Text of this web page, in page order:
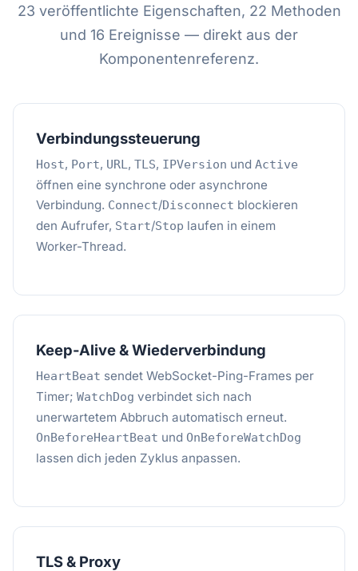
23 veröffentlichte Eigenschaften, 22 Methoden
und 16 Ereignisse — direkt aus der
Komponentenreferenz.
Verbindungssteuerung
Host, Port, URL, TLS, IPVersion und Active
öffnen eine synchrone oder asynchrone
Verbindung. Connect/Disconnect blockieren
den Aufrufer, Start/Stop laufen in einem
Worker-Thread.
Keep-Alive & Wiederverbindung
HeartBeat sendet WebSocket-Ping-Frames per
Timer; WatchDog verbindet sich nach
unerwartetem Abbruch automatisch erneut.
OnBeforeHeartBeat und OnBeforeWatchDog
lassen dich jeden Zyklus anpassen.
TLS & Proxy